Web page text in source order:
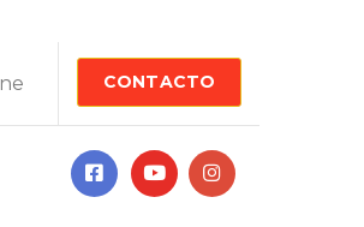
CONTACTO